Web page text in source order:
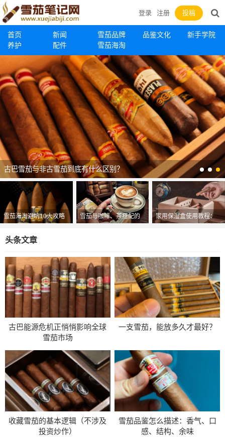
首页 新闻 雪茄品牌 品鉴文化
新手学院
养护
配件 雪茄海淘
登录 注册 投稿
古巴雪茄与非古雪茄到底有什么区别？
雪茄海淘避坑10大攻略
10 年老玩家教你避开
80%智商税
雪茄与咖啡、茶搭配的
家用保湿盒使用教程：
头条文章
古巴能源危机正悄悄影响全球
雪茄市场
一支雪茄，能放多久才最好？
收藏雪茄的基本逻辑（不涉及
投资炒作）
雪茄品鉴怎么描述：香气、口
感、结构、余味